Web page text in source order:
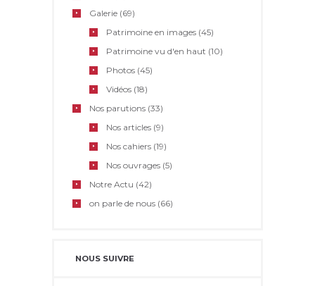
Galerie (69)
Patrimoine en images (45)
Patrimoine vu d'en haut (10)
Photos (45)
Vidéos (18)
Nos parutions (33)
Nos articles (9)
Nos cahiers (19)
Nos ouvrages (5)
Notre Actu (42)
on parle de nous (66)
NOUS SUIVRE